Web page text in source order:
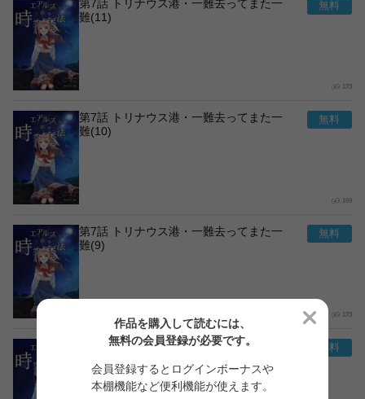
作品を購入して読むには、
無料の会員登録が必要です。
会員登録するとログインボーナスや
本棚機能など便利機能が使えます。
第7話 トリナウス港・一難去ってまた一
難(11)
173
第7話 トリナウス港・一難去ってまた一
難(10)
169
第7話 トリナウス港・一難去ってまた一
難(9)
173
第7話 トリナウス港・一難去ってまた一